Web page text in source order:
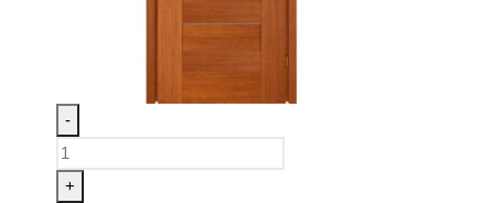
-
+